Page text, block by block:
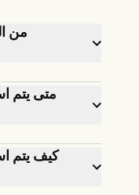
من
سيطلب
في القلب
أعراض. هذه
حول
متى يتم
يُستخدم
عادةً
والتنبؤ
كيف يتم